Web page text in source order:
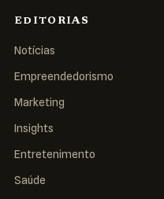
EDITORIAS
Notícias
Empreendedorismo
Marketing
Insights
Entretenimento
Saúde